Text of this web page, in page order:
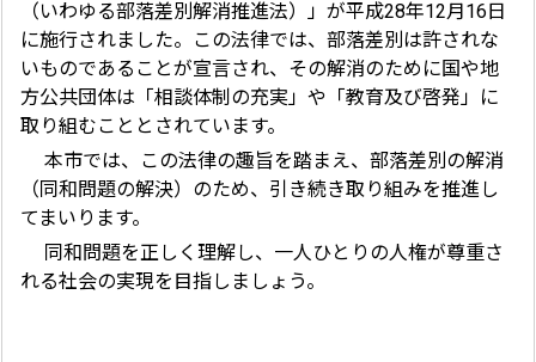
（いわゆる部落差別解消推進法）」が平成28年12月16日
に施行されました。この法律では、部落差別は許されな
いものであることが宣言され、その解消のために国や地
方公共団体は「相談体制の充実」や「教育及び啓発」に
取り組むこととされています。
本市では、この法律の趣旨を踏まえ、部落差別の解消
（同和問題の解決）のため、引き続き取り組みを推進し
てまいります。
同和問題を正しく理解し、一人ひとりの人権が尊重さ
れる社会の実現を目指しましょう。